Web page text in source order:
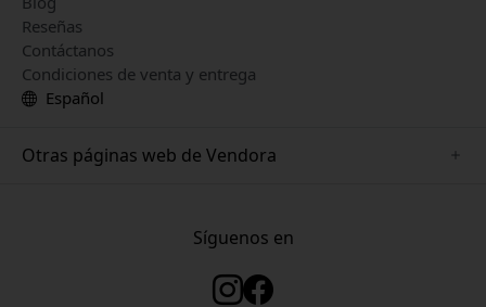
Reseñas
Contáctanos
Condiciones de venta y entrega
Español
Otras páginas web de Vendora
Síguenos en